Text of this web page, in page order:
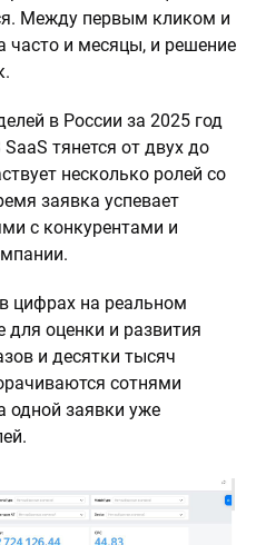
Между первым кликом и
часто и месяцы, и решение
в России за 2025 год
тянется от двух до
несколько ролей со
заявка успевает
с конкурентами и
цифрах на реальном
для оценки и развития
и десятки тысяч
сотнями
одной заявки уже